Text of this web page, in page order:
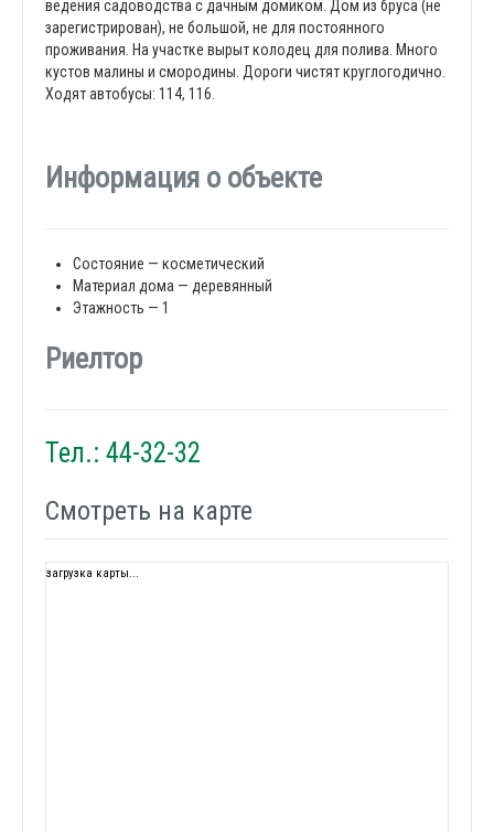
ведения садоводства с дачным домиком. Дом из бруса (не
зарегистрирован), не большой, не для постоянного
проживания. На участке вырыт колодец для полива. Много
кустов малины и смородины. Дороги чистят круглогодично.
Ходят автобусы: 114, 116.
Информация о объекте
Состояние — косметический
Материал дома — деревянный
Этажность — 1
Риелтор
Тел.: 44-32-32
Смотреть на карте
загрузка карты...